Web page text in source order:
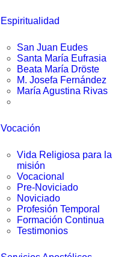
Espiritualidad
San Juan Eudes
Santa María Eufrasia
Beata María Dröste
M. Josefa Fernández
María Agustina Rivas
Vocación
Vida Religiosa para la
misión
Vocacional
Pre-Noviciado
Noviciado
Profesión Temporal
Formación Continua
Testimonios